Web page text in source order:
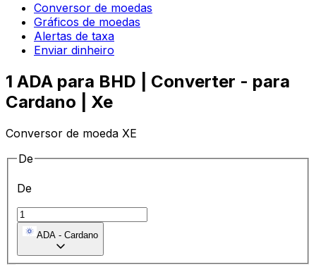
Conversor de moedas
Gráficos de moedas
Alertas de taxa
Enviar dinheiro
1 ADA para BHD | Converter - para
Cardano | Xe
Conversor de moeda XE
De
De
ADA - Cardano